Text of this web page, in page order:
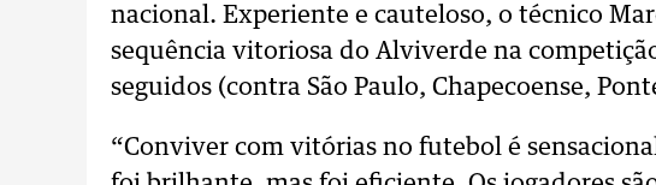
nacional. Experiente e cauteloso, o técnico
sequência vitoriosa do Alviverde na
seguidos (contra São Paulo, Chapecoense,
“Conviver com vitórias no futebol é